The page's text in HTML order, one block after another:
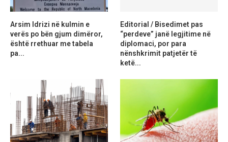
Arsim Idrizi në kulmin e
verës po bën gjum dimëror,
është rrethuar me tabela
pa...
Editorial / Bisedimet pas
“perdeve” janë legjitime në
diplomaci, por para
nënshkrimit patjetër të
ketë...